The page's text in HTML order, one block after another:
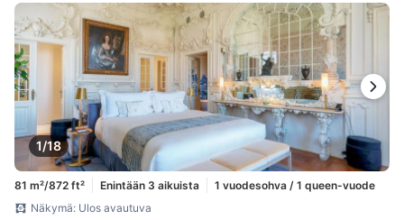
1/18
81 m²/872 ft² Enintään 3 aikuista
1 vuodesohva / 1 queen-vuode
Näkymä: Ulos avautuva